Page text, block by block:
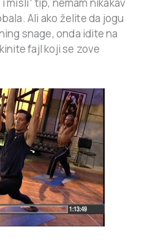
misli” tip, nemam nikakav
Ali ako želite da jogu
snage, onda idite na
fajl koji se zove